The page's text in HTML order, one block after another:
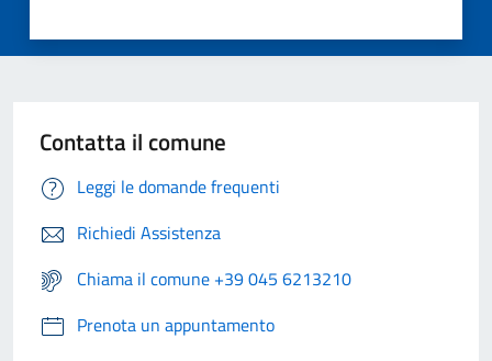
Contatta il comune
Leggi le domande frequenti
Richiedi Assistenza
Chiama il comune +39 045 6213210
Prenota un appuntamento